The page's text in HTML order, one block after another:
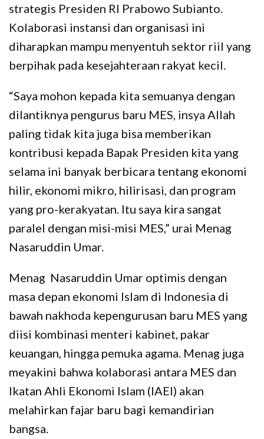
strategis Presiden RI Prabowo Subianto.
Kolaborasi instansi dan organisasi ini
diharapkan mampu menyentuh sektor riil yang
berpihak pada kesejahteraan rakyat kecil.
“Saya mohon kepada kita semuanya dengan
dilantiknya pengurus baru MES, insya Allah
paling tidak kita juga bisa memberikan
kontribusi kepada Bapak Presiden kita yang
selama ini banyak berbicara tentang ekonomi
hilir, ekonomi mikro, hilirisasi, dan program
yang pro-kerakyatan. Itu saya kira sangat
paralel dengan misi-misi MES,” urai Menag
Nasaruddin Umar.
Menag Nasaruddin Umar optimis dengan
masa depan ekonomi Islam di Indonesia di
bawah nakhoda kepengurusan baru MES yang
diisi kombinasi menteri kabinet, pakar
keuangan, hingga pemuka agama. Menag juga
meyakini bahwa kolaborasi antara MES dan
Ikatan Ahli Ekonomi Islam (IAEI) akan
melahirkan fajar baru bagi kemandirian
bangsa.